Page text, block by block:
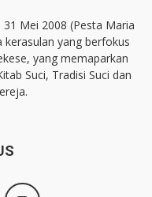
Mei 2008 (Pesta Maria
kerasulan yang berfokus
yang memaparkan
Suci, Tradisi Suci dan